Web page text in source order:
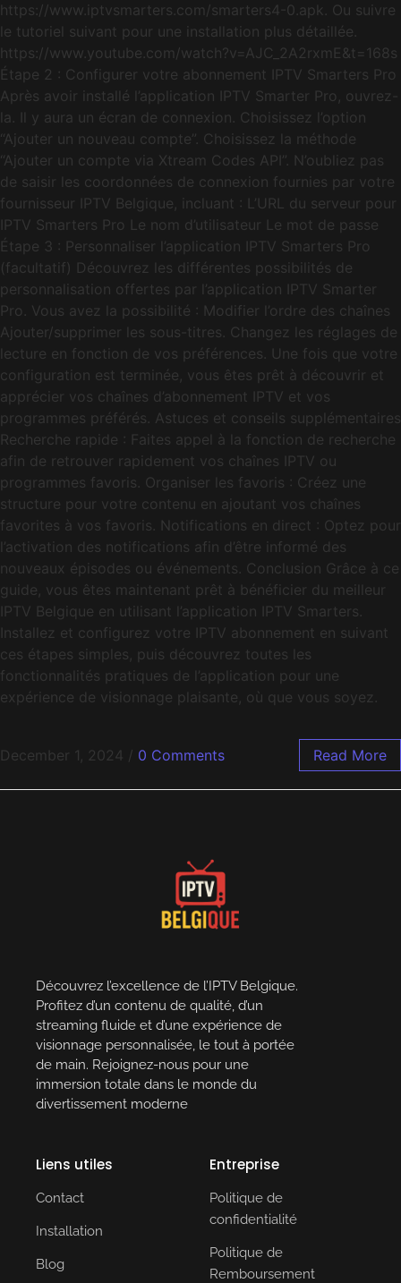
https://www.iptvsmarters.com/smarters4-0.apk. Ou suivre
le tutoriel suivant pour une installation plus détaillée.
https://www.youtube.com/watch?v=AJC_2A2rxmE&t=168s
Étape 2 : Configurer votre abonnement IPTV Smarters Pro
Après avoir installé l’application IPTV Smarter Pro, ouvrez-
la. Il y aura un écran de connexion. Choisissez l’option
“Ajouter un nouveau compte”. Choisissez la méthode
“Ajouter un compte via Xtream Codes API”. N’oubliez pas
de saisir les coordonnées de connexion fournies par votre
fournisseur IPTV Belgique, incluant : L’URL du serveur pour
IPTV Smarters Pro Le nom d’utilisateur Le mot de passe
Étape 3 : Personnaliser l’application IPTV Smarters Pro
(facultatif) Découvrez les différentes possibilités de
personnalisation offertes par l’application IPTV Smarter
Pro. Vous avez la possibilité : Modifier l’ordre des chaînes
Ajouter/supprimer les sous-titres. Changez les réglages de
lecture en fonction de vos préférences. Une fois que votre
configuration est terminée, vous êtes prêt à découvrir et
apprécier vos chaînes d’abonnement IPTV et vos
programmes préférés. Astuces et conseils supplémentaires
Recherche rapide : Faites appel à la fonction de recherche
afin de retrouver rapidement vos chaînes IPTV ou
programmes favoris. Organiser les favoris : Créez une
structure pour votre contenu en ajoutant vos chaînes
favorites à vos favoris. Notifications en direct : Optez pour
l’activation des notifications afin d’être informé des
nouveaux épisodes ou événements. Conclusion Grâce à ce
guide, vous êtes maintenant prêt à bénéficier du meilleur
IPTV Belgique en utilisant l’application IPTV Smarters.
Installez et configurez votre IPTV abonnement en suivant
ces étapes simples, puis découvrez toutes les
fonctionnalités pratiques de l’application pour une
expérience de visionnage plaisante, où que vous soyez.
December 1, 2024 / 0 Comments Read More
Découvrez l’excellence de l’IPTV Belgique.
Profitez d’un contenu de qualité, d’un
streaming fluide et d’une expérience de
visionnage personnalisée, le tout à portée
de main. Rejoignez-nous pour une
immersion totale dans le monde du
divertissement moderne
Liens utiles
Contact
Installation
Blog
Entreprise
Politique de
confidentialité
Politique de
Remboursement